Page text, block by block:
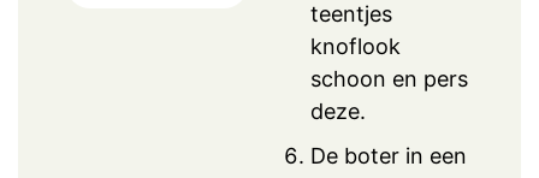
teentjes
knoflook
schoon en pers
deze.
De boter in een